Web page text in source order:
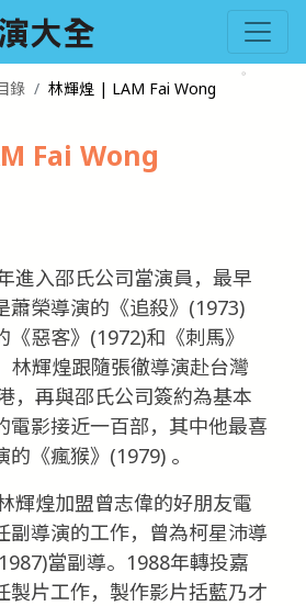
錄 林輝煌 | LAM Fai Wong
Fai Wong
進入邵氏公司當演員，最早
蕭榮導演的《追殺》(1973)
《惡客》(1972)和《刺馬》
林輝煌跟隨張徹導演赴台灣
，再與邵氏公司簽約為基本
電影接近一百部，其中他最喜
《瘋猴》(1979) 。
輝煌加盟曾志偉的好朋友電
副導演的工作，曾為柯星沛導
當副導。1988年轉投嘉
製片工作，製作影片括藍乃才